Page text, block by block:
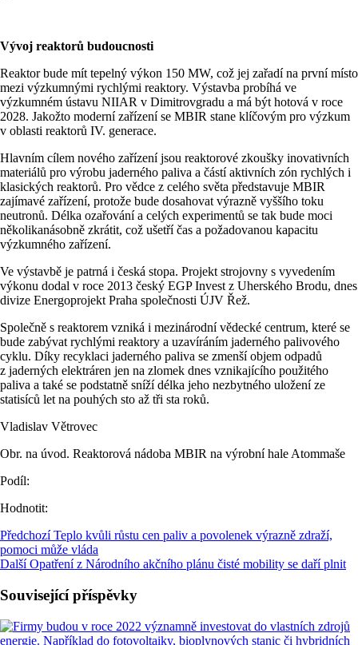
Vývoj reaktorů budoucnosti
Reaktor bude mít tepelný výkon 150 MW, což jej zařadí na první místo
mezi výzkumnými rychlými reaktory. Výstavba probíhá ve
výzkumném ústavu NIIAR v Dimitrovgradu a má být hotová v roce
2028. Jakožto moderní zařízení se MBIR stane klíčovým pro výzkum
v oblasti reaktorů IV. generace.
Hlavním cílem nového zařízení jsou reaktorové zkoušky inovativních
materiálů pro výrobu jaderného paliva a částí aktivních zón rychlých i
klasických reaktorů. Pro vědce z celého světa představuje MBIR
zajímavé zařízení, protože bude dosahovat výrazně vyššího toku
neutronů. Délka ozařování a celých experimentů se tak bude moci
několikanásobně zkrátit, což ušetří čas a požadovanou kapacitu
výzkumného zařízení.
Ve výstavbě je patrná i česká stopa. Projekt strojovny s vyvedením
výkonu dodal v roce 2013 český EGP Invest z Uherského Brodu, dnes
divize Energoprojekt Praha společnosti ÚJV Řež.
Společně s reaktorem vzniká i mezinárodní vědecké centrum, které se
bude zabývat rychlými reaktory a uzavíráním jaderného palivového
cyklu. Díky recyklaci jaderného paliva se zmenší objem odpadů
z jaderných elektráren jen na zlomek dnes vznikajícího použitého
paliva a také se podstatně sníží délka jeho nezbytného uložení ze
statisíců let na pouhých sto až tři sta roků.
Vladislav Větrovec
Obr. na úvod. Reaktorová nádoba MBIR na výrobní hale Atommaše
Podíl:
Hodnotit:
Předchozí Teplo kvůli růstu cen paliv a povolenek výrazně zdraží,
pomoci může vláda
Další Opatření z Národního akčního plánu čisté mobility se daří plnit
Související příspěvky